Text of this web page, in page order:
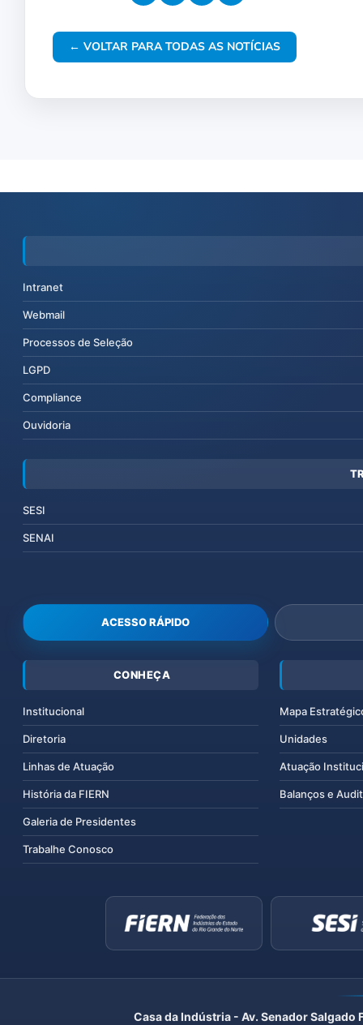
← VOLTAR PARA TODAS AS NOTÍCIAS
Intranet
Webmail
Processos de Seleção
LGPD
Compliance
Ouvidoria
SESI
SENAI
ACESSO RÁPIDO
CONHEÇA
Institucional
Diretoria
Linhas de Atuação
História da FIERN
Galeria de Presidentes
Trabalhe Conosco
Mapa
Unidades
Atuação
Balanços e
Casa da Indústria - Av. Senador